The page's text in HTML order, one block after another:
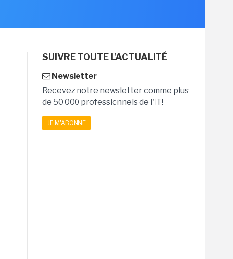
SUIVRE TOUTE L'ACTUALITÉ
Newsletter
Recevez notre newsletter comme plus
de 50 000 professionnels de l'IT!
JE M'ABONNE